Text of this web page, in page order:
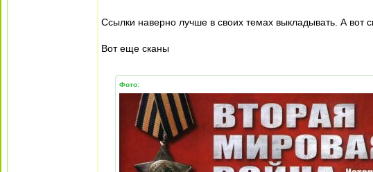
Ссылки наверно лучше в своих темах выкладывать. А вот
Вот еще сканы
Фото: